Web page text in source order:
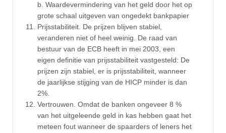
b. Waardevermindering van het geld door het op
grote schaal uitgeven van ongedekt bankpapier
Prijsstabiliteit. De prijzen blijven stabiel,
veranderen niet of heel weinig. De raad van
bestuur van de ECB heeft in mei 2003, een
eigen definitie van prijsstabiliteit vastgesteld: De
prijzen zijn stabiel, er is prijsstabiliteit, wanneer
de jaarlijkse stijging van de HICP minder is dan
2%.
Vertrouwen. Omdat de banken ongeveer 8 %
van het uitgeleende geld in kas hebben gaat het
meteen fout wanneer de spaarders of leners het